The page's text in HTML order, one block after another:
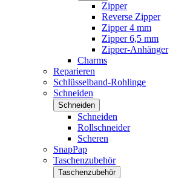
Zipper
Reverse Zipper
Zipper 4 mm
Zipper 6,5 mm
Zipper-Anhänger
Charms
Reparieren
Schlüsselband-Rohlinge
Schneiden
Schneiden
Schneiden
Rollschneider
Scheren
SnapPap
Taschenzubehör
Taschenzubehör